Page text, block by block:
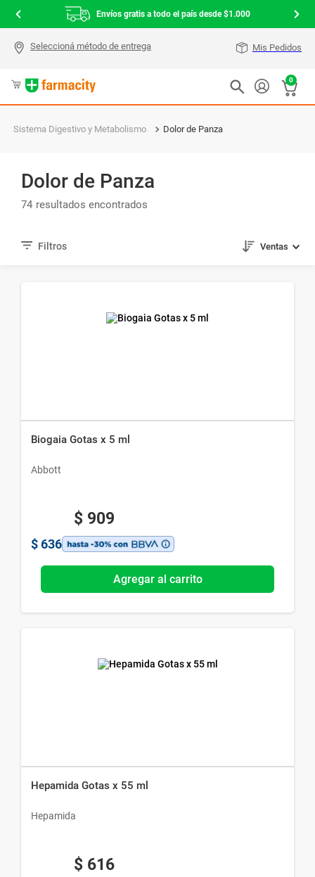
Envíos gratis a todo el país desde $1.000
Mis Pedidos
0
Sistema Digestivo y Metabolismo Dolor de Panza
Dolor de Panza
74
Ventas
Biogaia Gotas x 5 ml
Abbott
$ 909
$ 636
Agregar al carrito
Hepamida Gotas x 55 ml
Hepamida
$ 616